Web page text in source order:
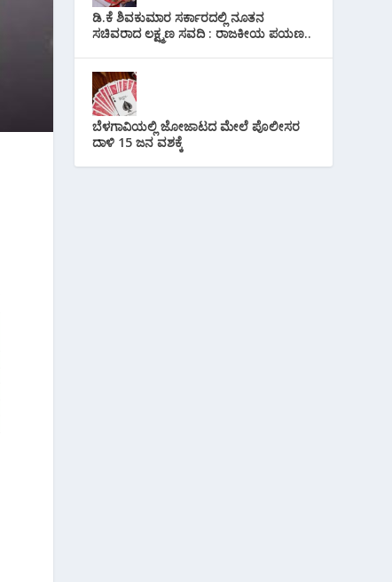
ಡಿ.ಕೆ ಶಿವಕುಮಾರ ಸರ್ಕಾರದಲ್ಲಿ ನೂತನ
ಸಚಿವರಾದ ಲಕ್ಷ್ಮಣ ಸವದಿ : ರಾಜಕೀಯ ಪಯಣ..
ಬೆಳಗಾವಿಯಲ್ಲಿ ಜೋಜಾಟದ ಮೇಲೆ ಪೊಲೀಸರ
ದಾಳಿ 15 ಜನ ವಶಕ್ಕೆ